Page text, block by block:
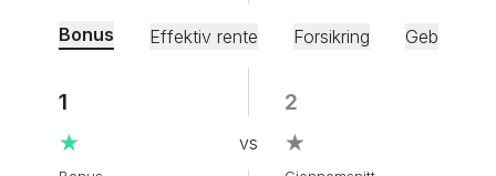
Bonus Effektiv rente Forsikring Gebyr
1
★
★
2
★
★
5
★
★
3,7
★
★
2
★
★
2,4
★
★
4,5
★
★
3,1
★
★
3
★
★
3
★
★
4
★
★
4,2
★
★
5
★
★
4,4
★
★